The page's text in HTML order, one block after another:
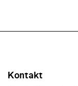
Kontakt